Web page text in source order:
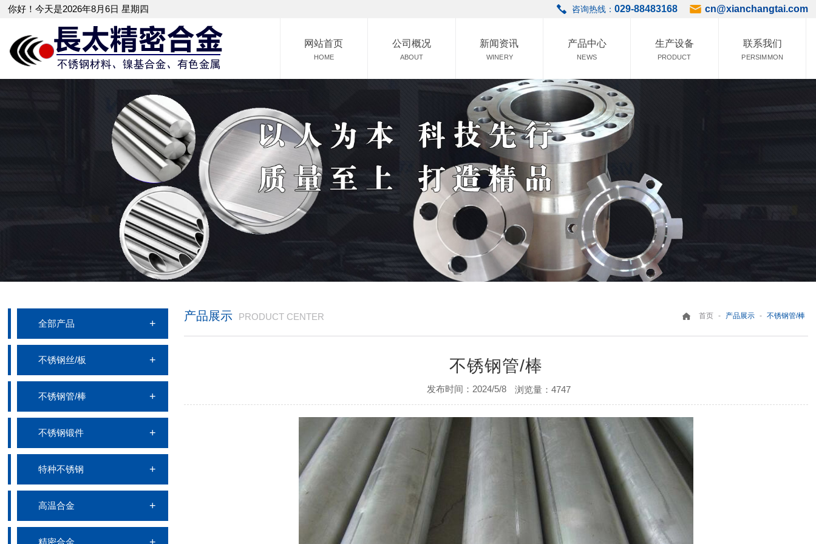
你好！今天是2026年8月6日 星期四 咨询热线： 029-88483168 cn@xianchangtai.com
网站首页
HOME
公司概况
ABOUT
新闻资讯
WINERY
产品中心
NEWS
生产设备
PRODUCT
联系我们
PERSIMMON
全部产品
不锈钢丝/板
不锈钢管/棒
不锈钢锻件
特种不锈钢
高温合金
精密合金
产品展示 PRODUCT CENTER 首页 - 产品展示 - 不锈钢管/棒
不锈钢管/棒
发布时间：2024/5/8 浏览量：4747